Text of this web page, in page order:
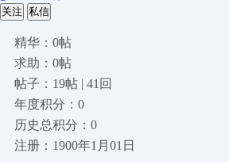
关注 私信
精华：0帖
求助：0帖
帖子：19帖 | 41回
年度积分：0
历史总积分：0
注册：1900年1月01日